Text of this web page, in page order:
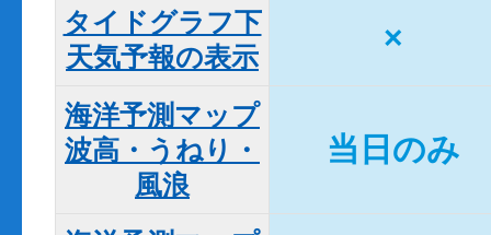
タイドグラフ下
天気予報の表示
×
海洋予測マップ
波高・うねり・
風浪
当日のみ